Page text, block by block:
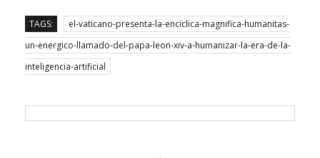
TAGS:
el-vaticano-presenta-la-enciclica-magnifica-humanitas-
un-energico-llamado-del-papa-leon-xiv-a-humanizar-la-era-de-la-
inteligencia-artificial